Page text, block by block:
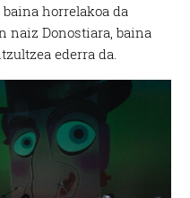
horrelakoa da
naiz Donostiara, baina
ederra da.